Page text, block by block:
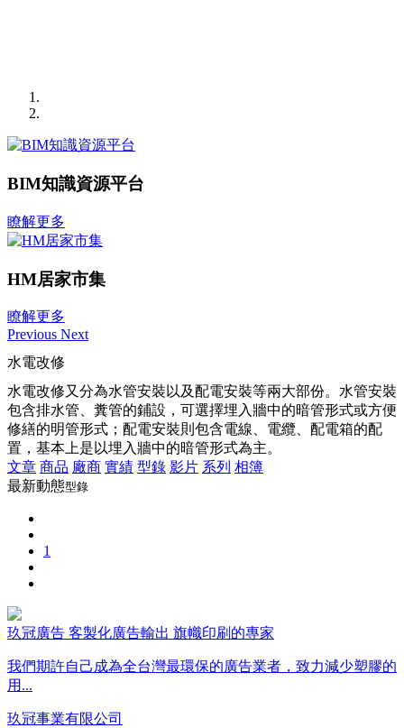
BIM知識資源平台
瞭解更多
HM居家市集
瞭解更多
Previous Next
水電改修
水電改修又分為水管安裝以及配電安裝等兩大部份。水管安裝
包含排水管、糞管的鋪設，可選擇埋入牆中的暗管形式或方便
修繕的明管形式；配電安裝則包含電線、電纜、配電箱的配
置，基本上是以埋入牆中的暗管形式為主。
文章 商品 廠商 實績 型錄 影片 系列 相簿
最新動態型錄
1
玖冠廣告 客製化廣告輸出 旗幟印刷的專家
我們期許自己成為全台灣最環保的廣告業者，致力減少塑膠的
用...
玖冠事業有限公司